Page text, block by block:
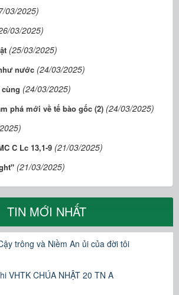
03/2025)
03/2025)
(25/03/2025)
nước (24/03/2025)
(24/03/2025)
phá mới về tế bào gốc (2) (24/03/2025)
C Lc 13,1-9 (21/03/2025)
(21/03/2025)
TIN MỚI NHẤT
trông và Niềm An ủi của đời tôi
VHTK CHÚA NHẬT 20 TN A